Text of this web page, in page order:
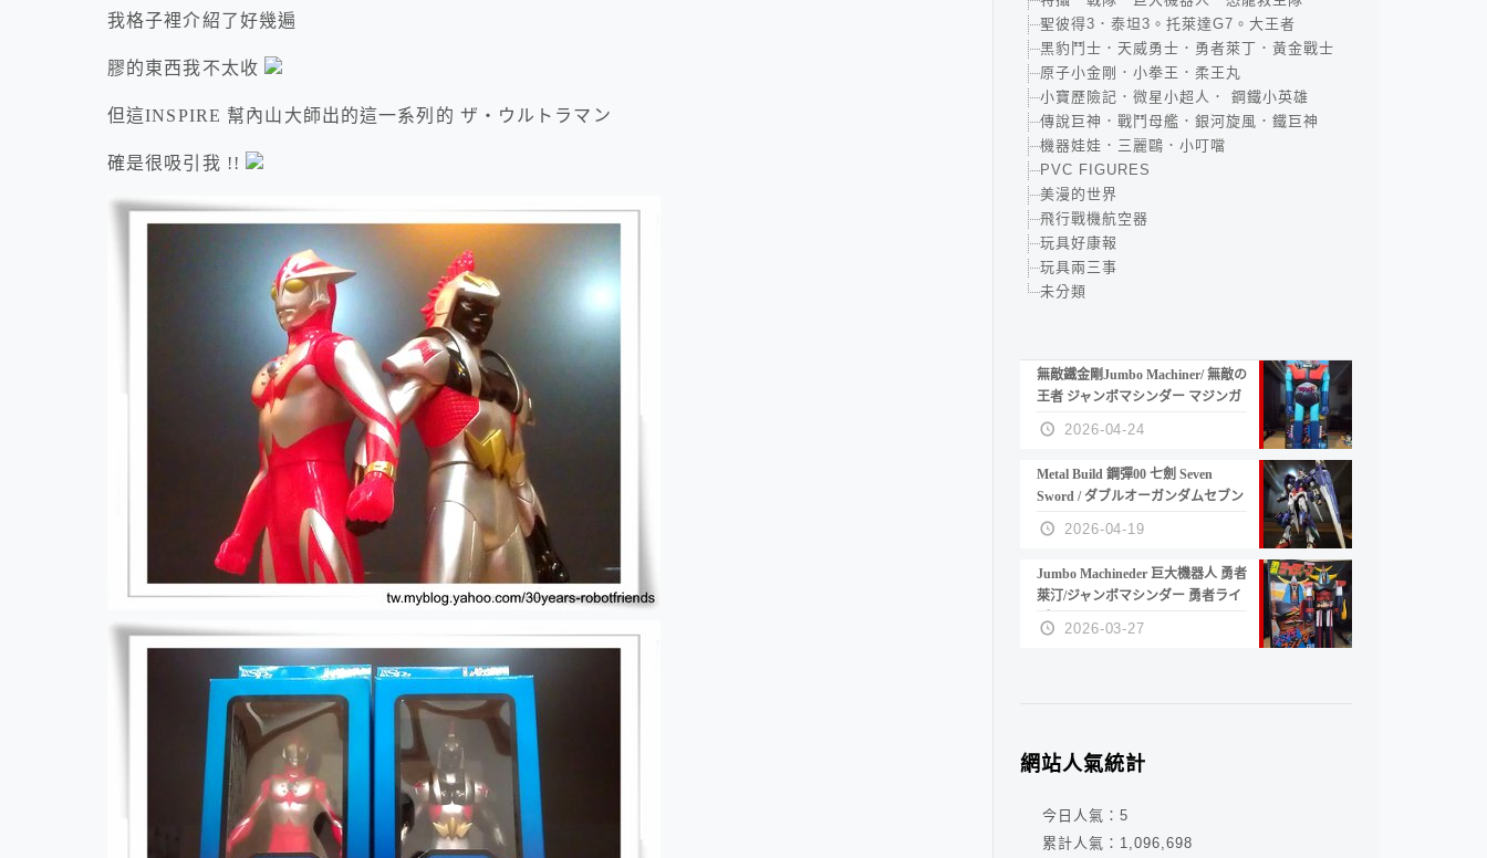
我格子裡介紹了好幾遍
膠的東西我不太收
但這INSPIRE 幫內山大師出的這一系列的 ザ・ウルトラマン
確是很吸引我 !!
聖彼得3．泰坦3。托萊達G7。大王者
黑豹鬥士．天威勇士．勇者萊丁．黃金戰士
原子小金剛．小拳王．柔王丸
小寶歷險記．微星小超人． 鋼鐵小英雄
傳說巨神．戰鬥母艦．銀河旋風．鐵巨神
機器娃娃．三麗鷗．小叮噹
PVC FIGURES
美漫的世界
飛行戰機航空器
玩具好康報
玩具兩三事
未分類
無敵鐵金剛Jumbo Machiner/ 無敵の
王者 ジャンボマシンダー マジンガ
ーZ
2026-04-24
Metal Build 鋼彈00 七劍 Seven
Sword / ダブルオーガンダムセブン
ソード/G
2026-04-19
Jumbo Machineder 巨大機器人 勇者
萊汀/ジャンボマシンダー 勇者ライ
ディーン
2026-03-27
網站人氣統計
今日人氣： 5
累計人氣： 1,096,698